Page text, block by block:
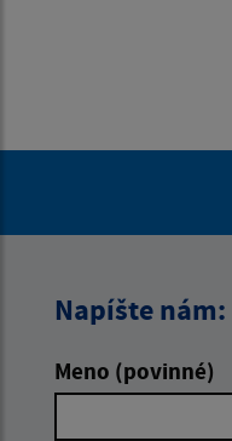
Napíšte nám:
Meno (povinné)